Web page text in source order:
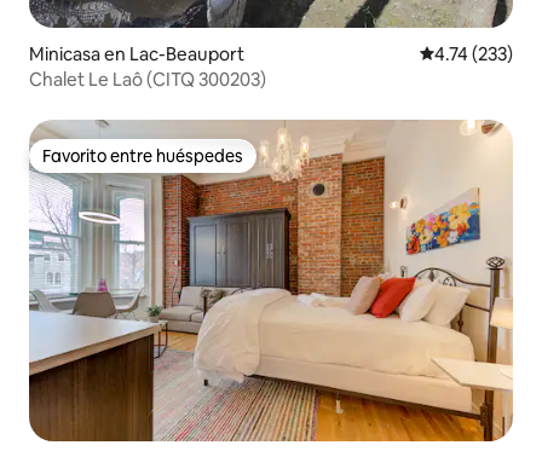
Minicasa en Lac-Beauport Calificación
4.74 (233)
Chalet Le Laô (CITQ 300203)
Favorito entre huéspedes
Favorito entre huéspedes